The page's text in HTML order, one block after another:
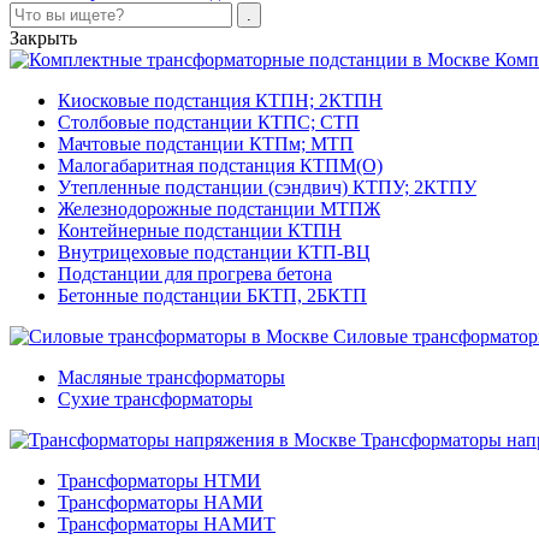
Закрыть
Киосковые подстанция КТПН; 2КТПН
Столбовые подстанции КТПС; СТП
Мачтовые подстанции КТПм; МТП
Малогабаритная подстанция КТПМ(О)
Утепленные подстанции (сэндвич) КТПУ; 2КТПУ
Железнодорожные подстанции МТПЖ
Контейнерные подстанции КТПН
Внутрицеховые подстанции КТП-ВЦ
Подстанции для прогрева бетона
Бетонные подстанции БКТП, 2БКТП
Силовые
Масляные трансформаторы
Сухие трансформаторы
Трансформаторы
Трансформаторы НТМИ
Трансформаторы НАМИ
Трансформаторы НАМИТ